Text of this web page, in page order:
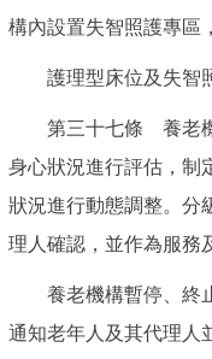
構內設置失智照護專區
護理型床位及失智照
第三十七條 養老機
身心狀況進行評估，制
狀況進行動態調整。分
理人確認，並作為服務
養老機構暫停、終止
通知老年人及其代理人